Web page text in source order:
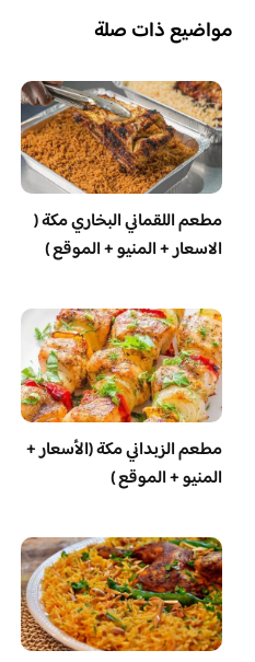
مواضيع ذات صلة
مطعم اللقماني البخاري مكة (
الاسعار + المنيو + الموقع )
مطعم الزبداني مكة (الأسعار +
المنيو + الموقع )